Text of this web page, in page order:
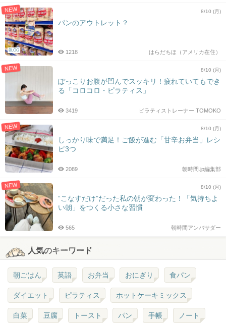
NEW
BLOG
8/10 (月)
パンのアウトレット？
はらだちほ（アメリカ在住）
1218
NEW 8/10 (月)
ぽっこりお腹が凹んでスッキリ！疲れていてもでき
る「コロコロ・ピラティス」
ピラティストレーナー TOMOKO
3419
NEW 8/10 (月)
しっかり味で満足！ご飯が進む「甘辛お弁当」レシ
ピ3つ
朝時間.jp編集部
2089
NEW 8/10 (月)
“こなすだけ”だった私の朝が変わった！「気持ちよ
い朝」をつくる小さな習慣
朝時間アンバサダー
565
人気のキーワード
朝ごはん 英語 お弁当 おにぎり 食パン
ダイエット ピラティス ホットケーキミックス
白菜 豆腐 トースト パン 手帳 ノート